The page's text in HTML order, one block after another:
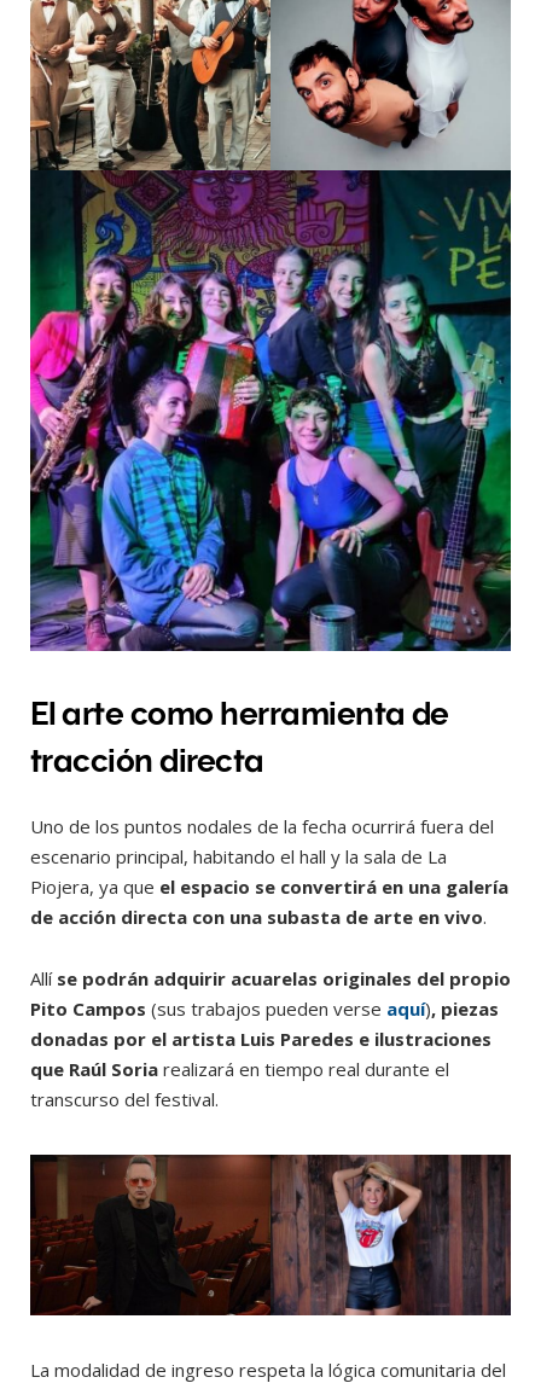
El arte como herramienta de
tracción directa
Uno de los puntos nodales de la fecha ocurrirá fuera del
escenario principal, habitando el hall y la sala de La
Piojera, ya que el espacio se convertirá en una galería
de acción directa con una subasta de arte en vivo.
Allí se podrán adquirir acuarelas originales del propio
Pito Campos (sus trabajos pueden verse aquí), piezas
donadas por el artista Luis Paredes e ilustraciones
que Raúl Soria realizará en tiempo real durante el
transcurso del festival.
La modalidad de ingreso respeta la lógica comunitaria del